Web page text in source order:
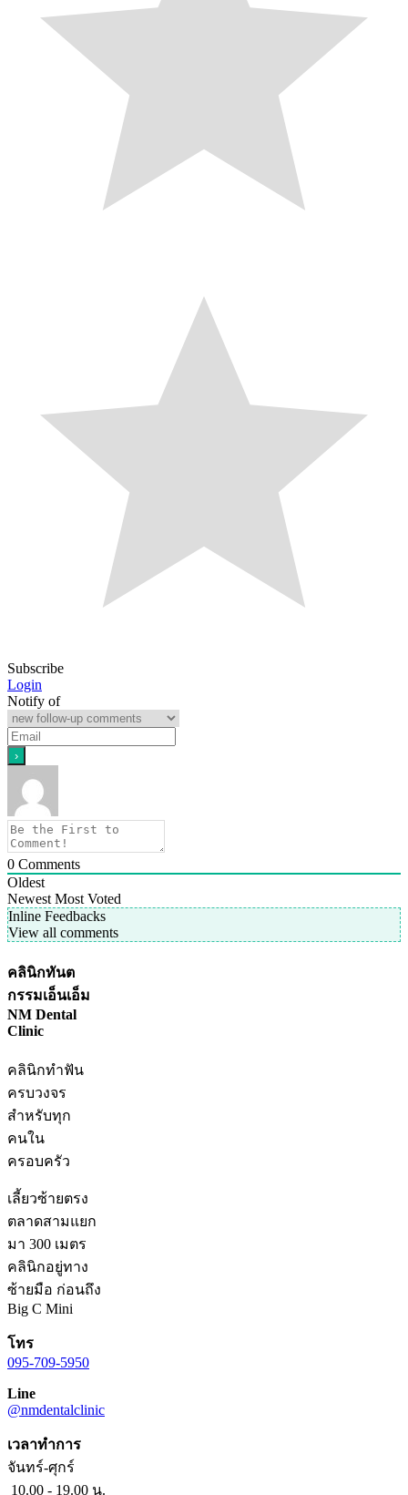
Subscribe
Login
Notify of
0 Comments
Oldest
Newest Most Voted
Inline Feedbacks
View all comments
คลินิกทันต
กรรมเอ็นเอ็ม
NM Dental
Clinic
คลินิกทำฟัน
ครบวงจร
สำหรับทุก
คนใน
ครอบครัว
เลี้ยวซ้ายตรง
ตลาดสามแยก
มา 300 เมตร
คลินิกอยู่ทาง
ซ้ายมือ ก่อนถึง
Big C Mini
โทร
095-709-5950
Line
@nmdentalclinic
เวลาทำการ
จันทร์-ศุกร์
10.00 - 19.00 น.